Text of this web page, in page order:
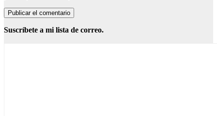
Suscríbete a mi lista de correo.